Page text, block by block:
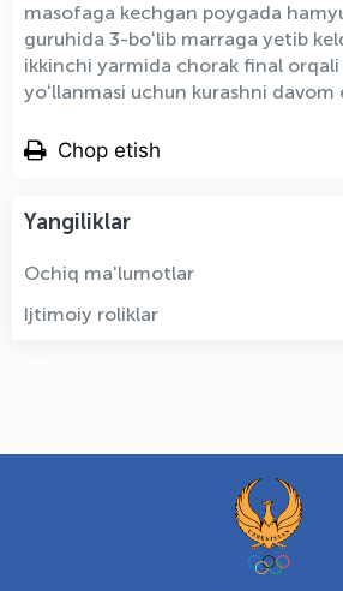
masofaga kechgan poygada
guruhida 3-boʻlib marraga yetib
ikkinchi yarmida chorak final
yoʻllanmasi uchun kurashni
Chop etish
Yangiliklar
Ochiq ma'lumotlar
Ijtimoiy roliklar